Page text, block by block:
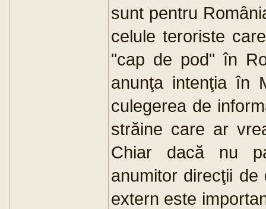
sunt pentru
celule teroriste
"cap de pod" în
anunţa intenţia în
culegerea de
străine care ar
Chiar dacă nu
anumitor direcţii
extern este